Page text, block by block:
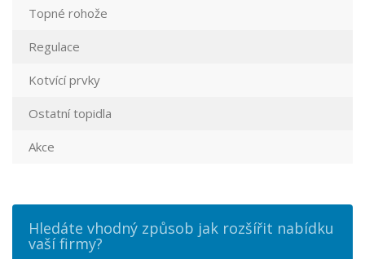
Topné rohože
Regulace
Kotvící prvky
Ostatní topidla
Akce
Hledáte vhodný způsob jak rozšířit nabídku
vaší firmy?